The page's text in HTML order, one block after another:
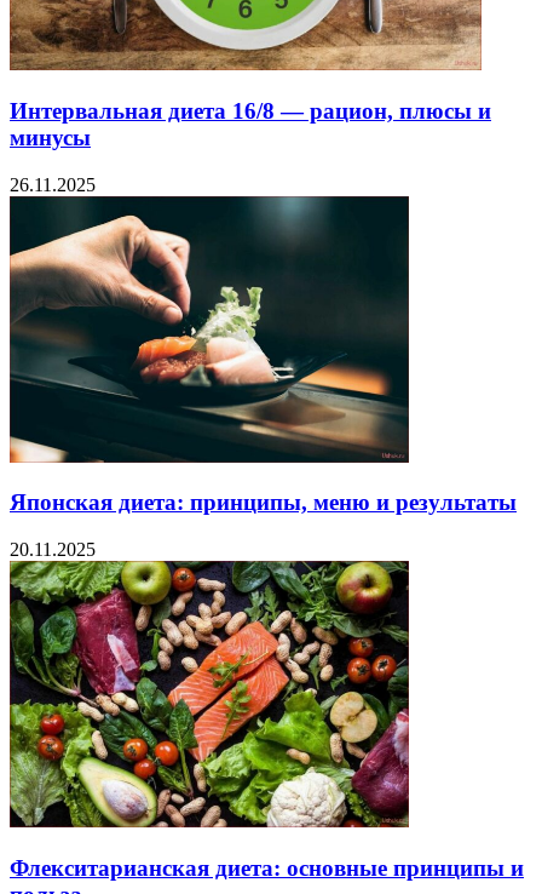
Интервальная диета 16/8 — рацион, плюсы и
минусы
26.11.2025
Японская диета: принципы, меню и результаты
20.11.2025
Флекситарианская диета: основные принципы и